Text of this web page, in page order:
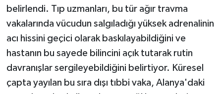
belirlendi. Tıp uzmanları, bu tür ağır travma
vakalarında vücudun salgıladığı yüksek adrenalinin
acı hissini geçici olarak baskılayabildiğini ve
hastanın bu sayede bilincini açık tutarak rutin
davranışlar sergileyebildiğini belirtiyor. Küresel
çapta yayılan bu sıra dışı tıbbi vaka, Alanya'daki